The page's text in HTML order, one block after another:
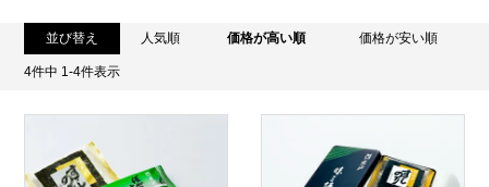
並び替え 人気順 価格が高い順 価格が安い順
4件中 1-4件表示